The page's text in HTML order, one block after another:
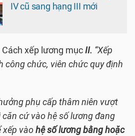
IV cũ sang hạng III mới
xếp lương mụcII. “Xếp
công chức, viên chức quy định
phụ cấp thâm niên vượt
cứ vào hệ số lương đang
xếp vàohệ số lương bằng hoặc